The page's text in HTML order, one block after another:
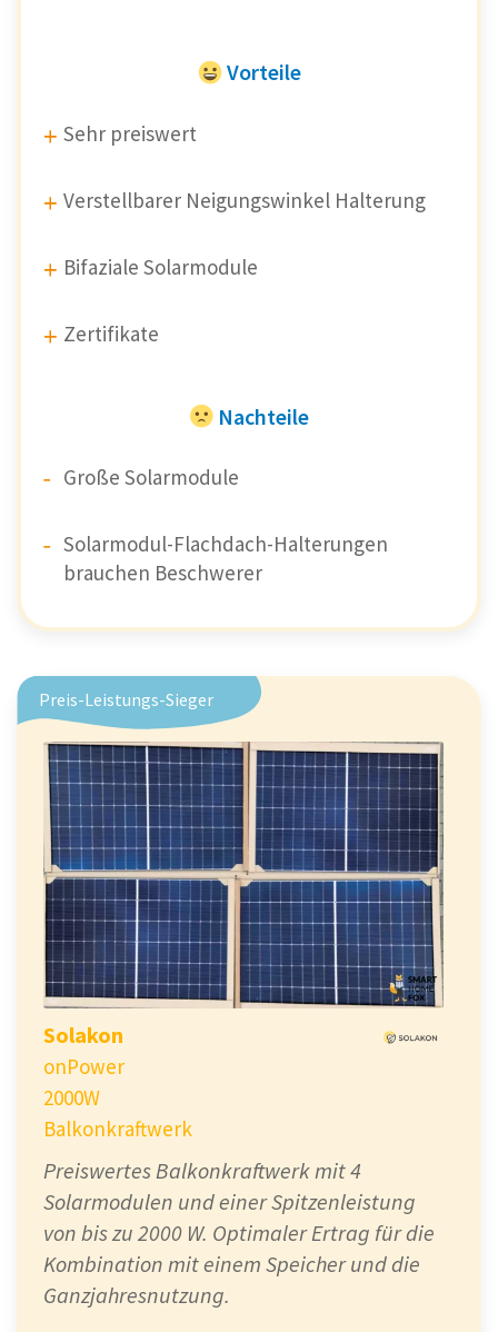
Vorteile
Sehr preiswert
Verstellbarer Neigungswinkel Halterung
Bifaziale Solarmodule
Zertifikate
Nachteile
Große Solarmodule
Solarmodul-Flachdach-Halterungen
brauchen Beschwerer
Preis-Leistungs-Sieger
Solakon
onPower
2000W
Balkonkraftwerk
Preiswertes Balkonkraftwerk mit 4
Solarmodulen und einer Spitzenleistung
von bis zu 2000 W. Optimaler Ertrag für die
Kombination mit einem Speicher und die
Ganzjahresnutzung.